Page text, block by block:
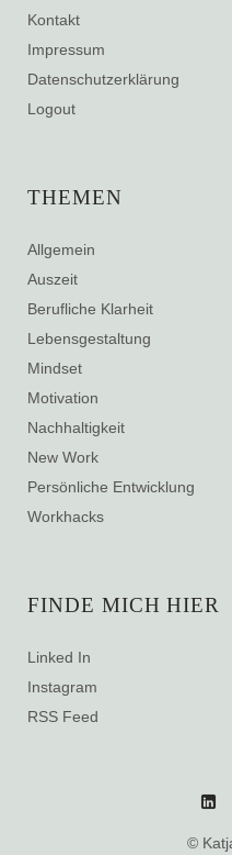
Kontakt
Impressum
Datenschutzerklärung
Logout
THEMEN
Allgemein
Auszeit
Berufliche Klarheit
Lebensgestaltung
Mindset
Motivation
Nachhaltigkeit
New Work
Persönliche Entwicklung
Workhacks
FINDE MICH HIER
Linked In
Instagram
RSS Feed
©